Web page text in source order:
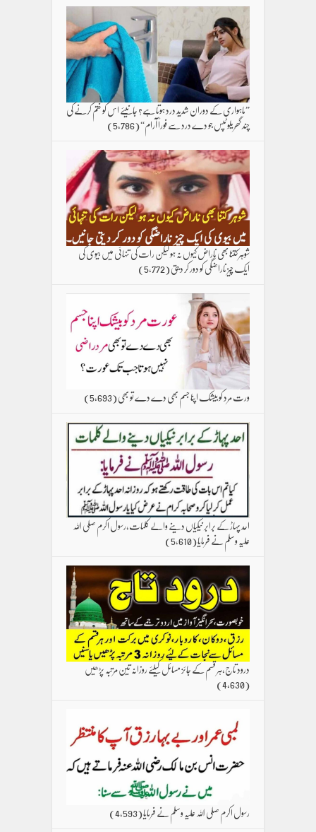
”ماہواری کے دوران شدید درد ہوتا ہے؟ جانیئے اس کو ختم کرنے کی
چند گھریلو ٹپس جو دے درد سے فوراً آرام“(5,786)
شوہر کتنا بھی ناراض کیوں نہ ہو لیکن رات کی تنہائی میں بیوی کی
ایک چیز ناراضگی کو دور کر دیتی(5,772)
ورت مرد کو بیشک اپنا جسم بھی دے دے تو بھی(5,693)
احد پہاڑ کے برابر نیکیاں دینے والے کلمات،رسول اکرم صلی اللہ
علیہ وسلم نے فرمایا(5,610)
درود تاج،ہر قسم کے جائز مسائل کیلئے روزانہ تین مرتبہ پڑھیں
(4,630)
رسول اکرم صلی اللہ علیہ وسلم نے فرمایا(4,593)